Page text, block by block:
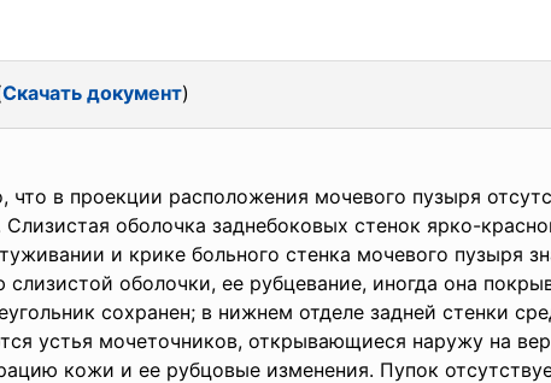
Скачать документ)
что в проекции расположения мочевого пузыря
оболочка заднебоковых стенок ярко-
и крике больного стенка мочевого пузыря
оболочки, ее рубцевание, иногда она
сохранен; в нижнем отделе задней стенки
устья мочеточников, открывающиеся наружу на
кожи и ее рубцовые изме­нения. Пупок